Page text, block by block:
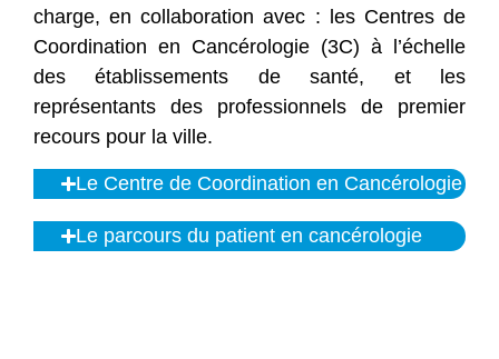
charge, en collaboration avec : les Centres de
Coordination en Cancérologie (3C) à l’échelle
des établissements de santé, et les
représentants des professionnels de premier
recours pour la ville.
Le Centre de Coordination en Cancérologie
Le parcours du patient en cancérologie